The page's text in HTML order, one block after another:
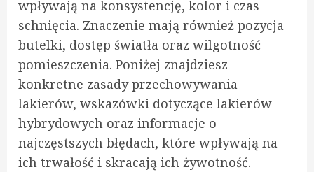
wpływają na konsystencję, kolor i czas
schnięcia. Znaczenie mają również pozycja
butelki, dostęp światła oraz wilgotność
pomieszczenia. Poniżej znajdziesz
konkretne zasady przechowywania
lakierów, wskazówki dotyczące lakierów
hybrydowych oraz informacje o
najczęstszych błędach, które wpływają na
ich trwałość i skracają ich żywotność.